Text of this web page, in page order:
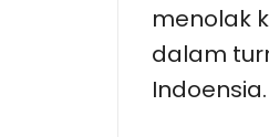
menolak
dalam
Indoensia.